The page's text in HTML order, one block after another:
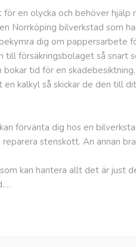
en olycka och behöver hjälp
Norrköping bilverkstad som
dig om pappersarbete
till försäkringsbolaget så
bokar tid för en
kalkyl så skickar de den till
förvänta dig hos en
stenskott. An annan
kan hantera allt det är just